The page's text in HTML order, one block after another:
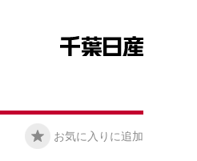
お気に入りに追加